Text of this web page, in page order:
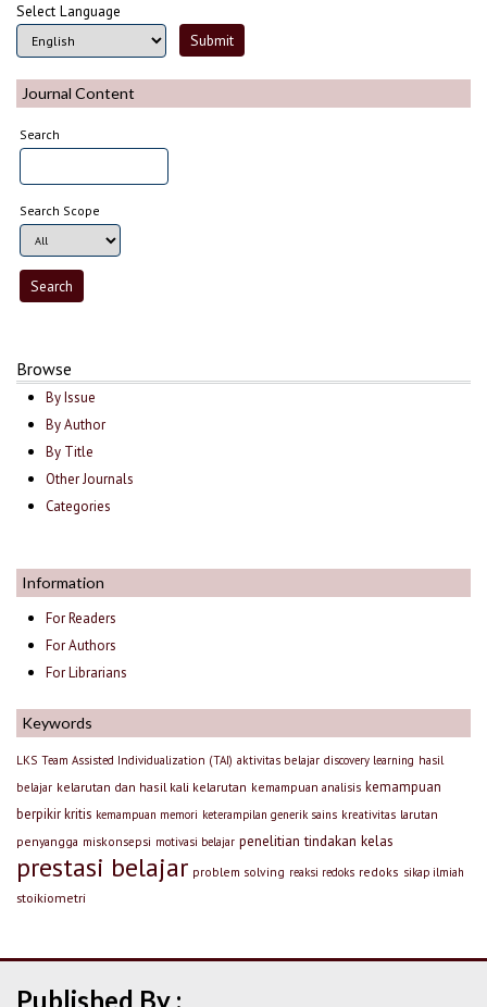
Select Language
Journal Content
Search
Search Scope
Browse
By Issue
By Author
By Title
Other Journals
Categories
Information
For Readers
For Authors
For Librarians
Keywords
LKS Team Assisted Individualization (TAI) aktivitas belajar discovery learning hasil
belajar kelarutan dan hasil kali kelarutan kemampuan analisis kemampuan
berpikir kritis kemampuan memori keterampilan generik sains kreativitas larutan
penyangga miskonsepsi motivasi belajar penelitian tindakan kelas
prestasi belajar problem solving reaksi redoks redoks sikap ilmiah
stoikiometri
Published By :